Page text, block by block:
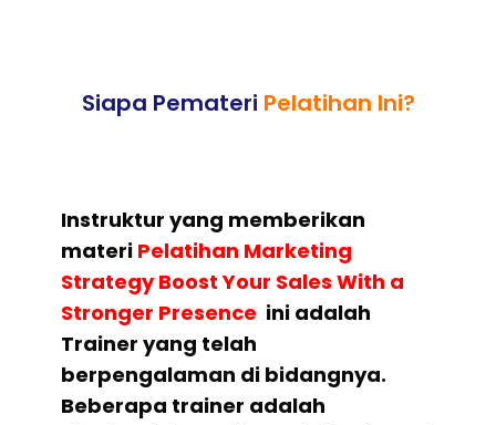
Siapa Pemateri Pelatihan Ini?
Instruktur yang memberikan
materi Pelatihan Marketing
Strategy Boost Your Sales With a
Stronger Presence ini adalah
Trainer yang telah
berpengalaman di bidangnya.
Beberapa trainer adalah